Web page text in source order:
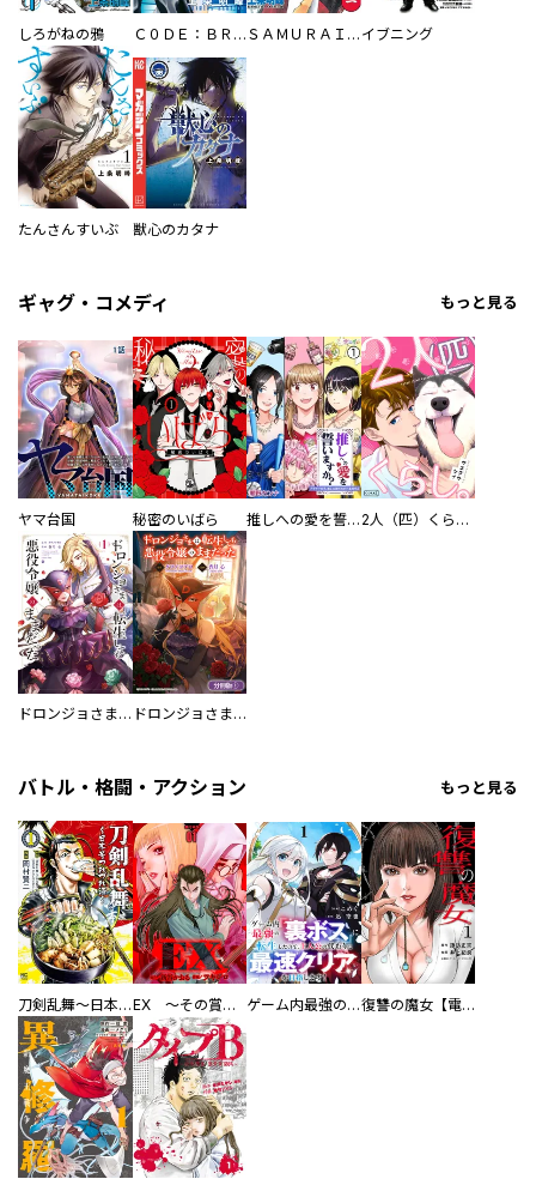
しろがねの鴉 Ｃ０ＤＥ：ＢＲＥＡＫＥＲ ＳＡＭＵＲＡＩ ＤＥＥＰＥＲ ＫＹＯ イブニング
たんさんすいぶ 獣心のカタナ
ギャグ・コメディ もっと見る
ヤマ台国 秘密のいばら 推しへの愛を誓いますか？～アラサー女子、推しは逃げぬが人生逃げる～ 2人（匹）くらし。
ドロンジョさまは転生しても悪役令嬢のままだった ドロンジョさまは転生しても悪役令嬢のままだった【分冊版】
バトル・格闘・アクション もっと見る
刀剣乱舞～日本号つれづれ酒～ EX ～その賞金稼ぎは、世界の出口を探す～【単行本版】 ゲーム内最強の『裏ボス』に転生したので、主人公の代わりに最速クリアを目指します！【電子単行本版】 復讐の魔女【電子単行本版】